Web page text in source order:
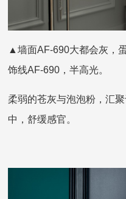
▲墙面AF-690大都会灰，
饰线AF-690，半高光。
柔弱的苍灰与泡泡粉，汇
中，舒缓感官。